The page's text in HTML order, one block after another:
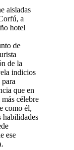
aisladas
a
hotel
de
de la
indicios
que en
célebre
como él,
habilidades
ese